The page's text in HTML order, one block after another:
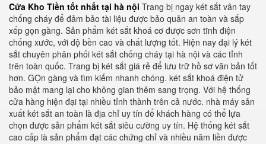
Cửa Kho Tiền tốt nhất tại hà nội Trang bị ngay két sắt vân tay
chống cháy để đảm bảo tài liệu được bảo quản an toàn và sắp
xếp gọn gàng. Sản phẩm két sắt khoá cơ được sơn tĩnh điện
chống xước, với độ bền cao và chất lượng tốt. Hiện nay đại lý két
sắt chuyên phân phối két sắt chống cháy tại hà nội và các tỉnh
trên toàn quốc. Trang bị két sắt giá rẻ để lưu trữ hồ sơ văn bản tốt
hơn. GỌn gàng và tìm kiếm nhanh chóng. két sắt khoá điện tử
bảo mật mang lại cho không gian thêm sang trọng. Với hệ thống
cửa hàng hiện đại tại nhiều tỉnh thành trên cả nước. nhà máy sản
xuất két sắt an toàn là địa chỉ uy tín để khách hàng có thể lựa
chọn được sản phẩm két sắt siêu cường uy tín. Hệ thống két sắt
cao cấp là sản phẩm đạt các chứng chỉ và nhiều năm liền được